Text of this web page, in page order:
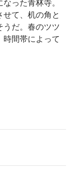
った青林寺。
て、机の角と
うだ。春のツツ
時間帯によって